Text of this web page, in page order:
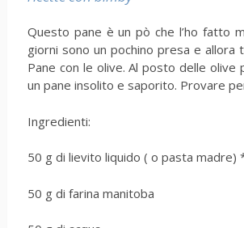
Questo pane è un pò che l’ho fatto
giorni sono un pochino presa e
Pane con le olive. Al posto delle
un pane insolito e saporito. Provare
Ingredienti:
50 g di lievito liquido ( o pasta madre)
50 g di farina manitoba